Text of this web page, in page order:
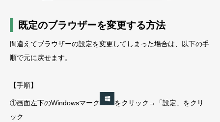
既定のブラウザーを変更する方法
間違えてブラウザーの設定を変更してしまった場合は、以下の手
順で元に戻せます。
【手順】
①画面左下のWindowsマーク
をクリック→「設定」をクリ
ック